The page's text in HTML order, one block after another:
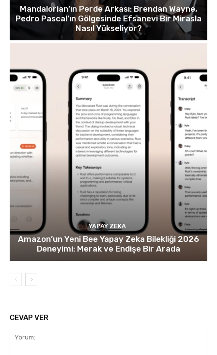
Mandalorian’ın Perde Arkası: Brendan Wayne,
Pedro Pascal’ın Gölgesinde Efsanevi Bir Mirasla
Nasıl Yükseliyor?
YAPAY ZEKA
Amazon’un Yeni Bee Yapay Zeka Bilekliği 2026
Deneyimi: Merak ve Endişe Bir Arada
CEVAP VER